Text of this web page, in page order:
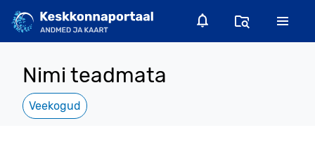
Nimi teadmata
Veekogud